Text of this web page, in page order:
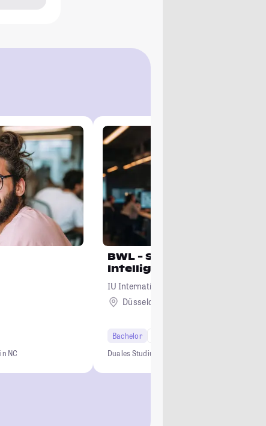
NC
BWL - Spezialisierung
Intelligence
IU Internationale Hochschule
Düsseldorf + 16
Bachelor
Duales Studium